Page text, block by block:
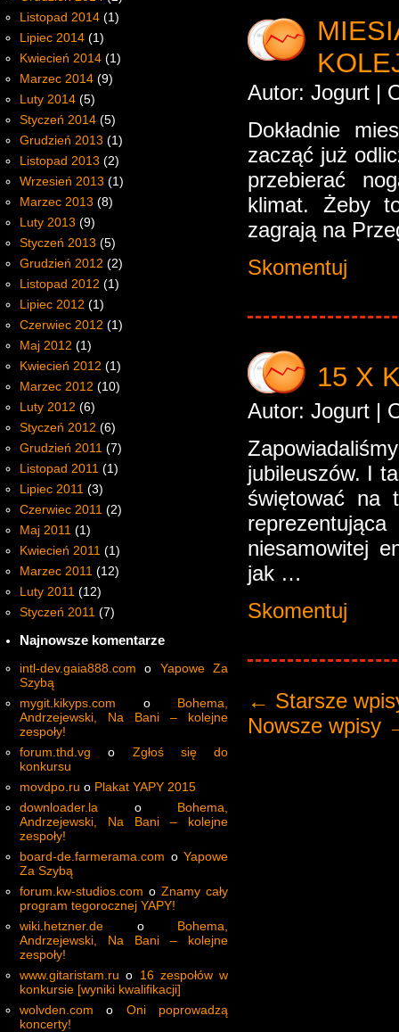
Listopad 2014 (1)
Lipiec 2014 (1)
Kwiecień 2014 (1)
Marzec 2014 (9)
Luty 2014 (5)
Styczeń 2014 (5)
Grudzień 2013 (1)
Listopad 2013 (2)
Wrzesień 2013 (1)
Marzec 2013 (8)
Luty 2013 (9)
Styczeń 2013 (5)
Grudzień 2012 (2)
Listopad 2012 (1)
Lipiec 2012 (1)
Czerwiec 2012 (1)
Maj 2012 (1)
Kwiecień 2012 (1)
Marzec 2012 (10)
Luty 2012 (6)
Styczeń 2012 (6)
Grudzień 2011 (7)
Listopad 2011 (1)
Lipiec 2011 (3)
Czerwiec 2011 (2)
Maj 2011 (1)
Kwiecień 2011 (1)
Marzec 2011 (12)
Luty 2011 (12)
Styczeń 2011 (7)
Najnowsze komentarze
intl-dev.gaia888.com o Yapowe Za
Szybą
mygit.kikyps.com o Bohema,
Andrzejewski, Na Bani – kolejne
zespoły!
forum.thd.vg o Zgłoś się do
konkursu
movdpo.ru o Plakat YAPY 2015
downloader.la o Bohema,
Andrzejewski, Na Bani – kolejne
zespoły!
board-de.farmerama.com o Yapowe
Za Szybą
forum.kw-studios.com o Znamy cały
program tegorocznej YAPY!
wiki.hetzner.de o Bohema,
Andrzejewski, Na Bani – kolejne
zespoły!
www.gitaristam.ru o 16 zespołów w
konkursie [wyniki kwalifikacji]
wolvden.com o Oni poprowadzą
koncerty!
Autor: Jogurt |
Dokładnie
zacząć już
przebierać
klimat. Żeby
zagrają na
Skomentuj
15 X
Autor: Jogurt |
jubileuszów. I
świętować na
niesamowitej
jak …
Skomentuj
← Starsze
Nowsze wpisy